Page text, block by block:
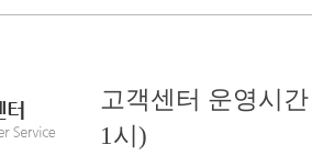
고객센터 운영시
1시)